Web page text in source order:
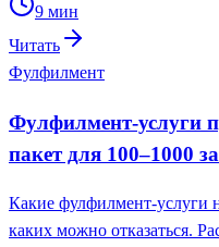
9 мин
Читать
Фулфилмент
Фулфилмент-услуги
пакет для 100–1000
Какие фулфилмент-услуги
каких можно отказаться.